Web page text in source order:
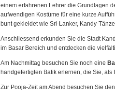
einem erfahrenen Lehrer die Grundlagen
aufwendigen Kostüme für eine kurze
bunt gekleidet wie Sri-Lanker, Kandy-
Anschliessend erkunden Sie die Stadt
im Basar Bereich und entdecken die
Am Nachmittag besuchen Sie noch eine
handgefertigten Batik erlernen, die Sie,
Zur Pooja-Zeit am Abend besuchen Sie